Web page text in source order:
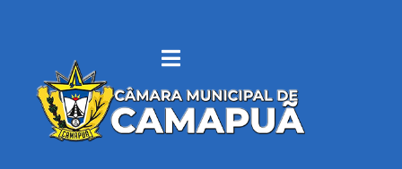
SOBRE
CAMAPUÃ